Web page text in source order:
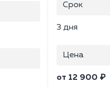
Срок
3 дня
Цена
от 12 900 ₽